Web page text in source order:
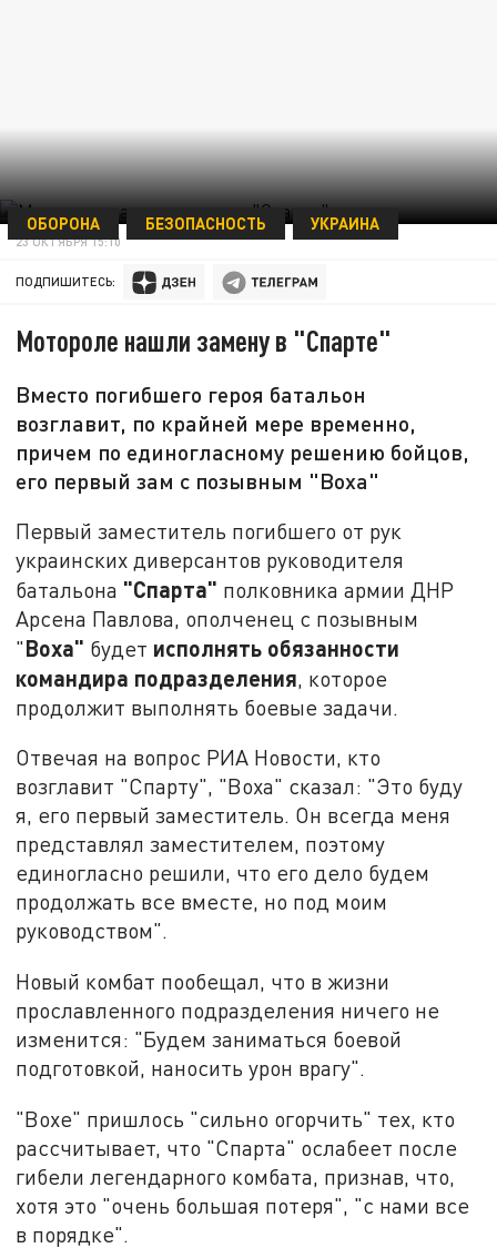
ОБОРОНА БЕЗОПАСНОСТЬ УКРАИНА
23 ОКТЯБРЯ 15:10
ПОДПИШИТЕСЬ:
Мотороле нашли замену в "Спарте"
Вместо погибшего героя батальон
возглавит, по крайней мере временно,
причем по единогласному решению бойцов,
его первый зам с позывным "Воха"
Первый заместитель погибшего от рук
украинских диверсантов руководителя
батальона "Спарта" полковника армии ДНР
Арсена Павлова, ополченец с позывным
"Воха" будет исполнять обязанности
командира подразделения, которое
продолжит выполнять боевые задачи.
Отвечая на вопрос РИА Новости, кто
возглавит "Спарту", "Воха" сказал: "Это буду
я, его первый заместитель. Он всегда меня
представлял заместителем, поэтому
единогласно решили, что его дело будем
продолжать все вместе, но под моим
руководством".
Новый комбат пообещал, что в жизни
прославленного подразделения ничего не
изменится: "Будем заниматься боевой
подготовкой, наносить урон врагу".
"Вохе" пришлось "сильно огорчить" тех, кто
рассчитывает, что "Спарта" ослабеет после
гибели легендарного комбата, признав, что,
хотя это "очень большая потеря", "с нами все
в порядке".